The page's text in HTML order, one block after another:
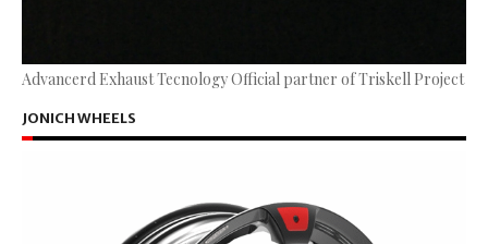
Advancerd Exhaust Tecnology Official partner of Triskell Project
JONICH WHEELS